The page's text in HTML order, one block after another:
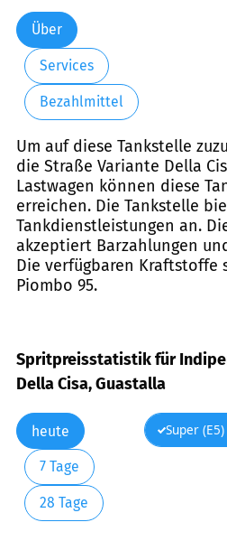
Über
Services
Bezahlmittel
Um auf diese Tankstelle
die Straße Variante Della
Lastwagen können diese
erreichen. Die Tankstelle
Tankdienstleistungen an.
akzeptiert Barzahlungen
Die verfügbaren Kraftstoffe
Piombo 95.
Spritpreisstatistik für
Della Cisa, Guastalla
heute
7 Tage
28 Tage
Super (E5)